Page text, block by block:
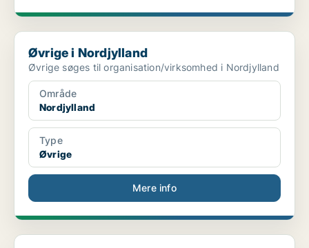
Øvrige i Nordjylland
Øvrige i Nordjylland
Øvrige søges til organisation/virksomhed i Nordjylland
Område
Nordjylland
Type
Øvrige
Mere info
Serviceleder til VVS service Afdelingen i Aalborg